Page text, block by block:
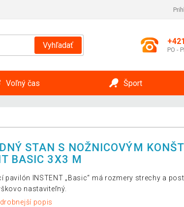
Vyhľadať PO -
Voľný čas Šport
STAN S NOŽNICOVÝM
BASIC 3X3 M
pavilón INSTENT „Basic“ má rozmery strechy a
nastaviteľný.
popis